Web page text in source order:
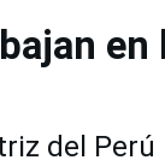
del Perú